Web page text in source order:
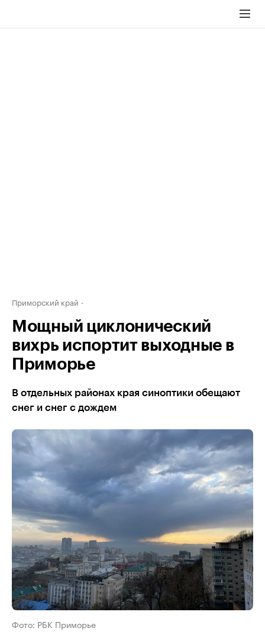
Приморский край
Мощный циклонический
вихрь испортит выходные в
Приморье
В отдельных районах края синоптики обещают
снег и снег с дождем
Фото: РБК Приморье